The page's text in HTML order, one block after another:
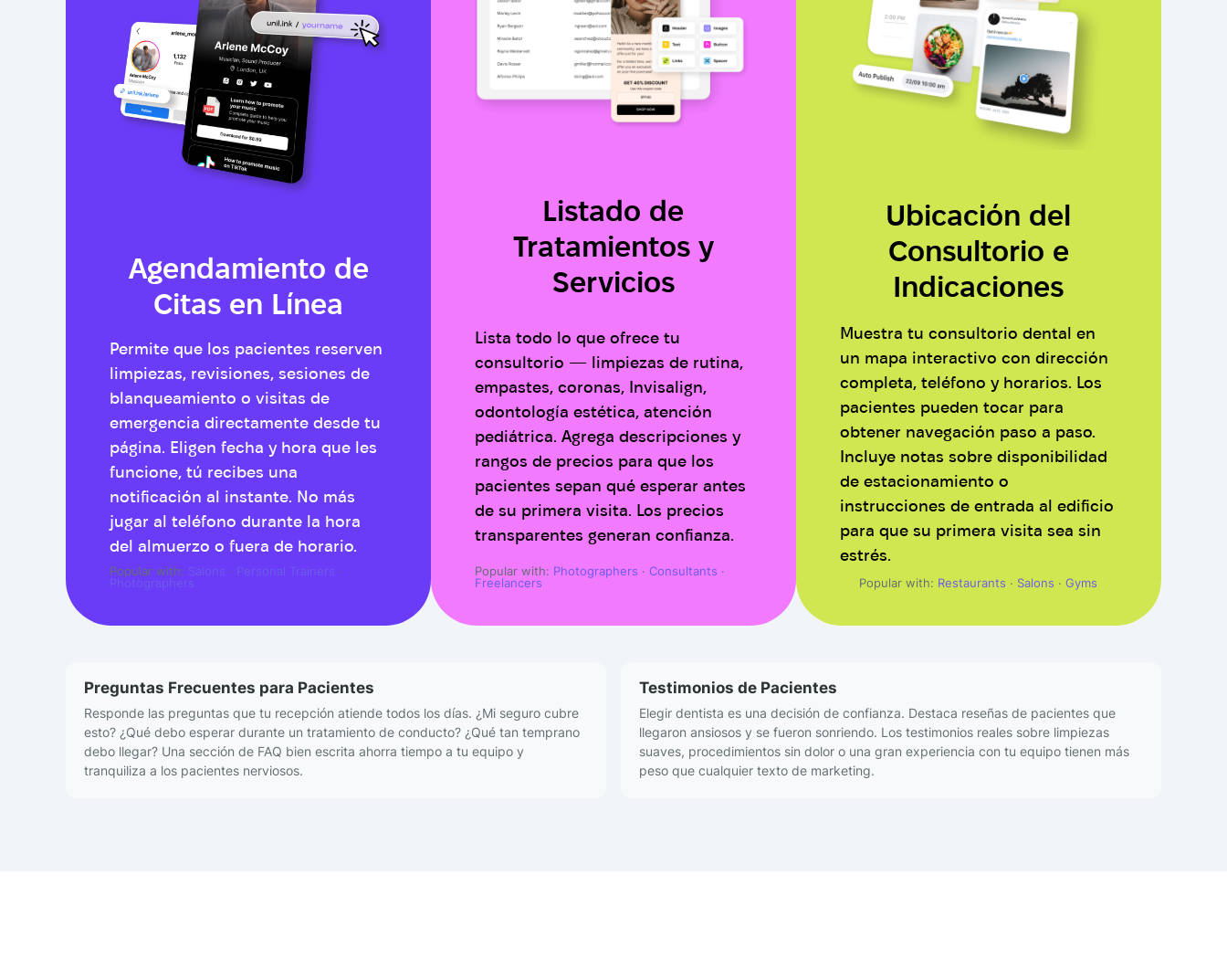
Agendamiento de
Citas en Línea
Permite que los pacientes reserven
limpiezas, revisiones, sesiones de
blanqueamiento o visitas de
emergencia directamente desde tu
página. Eligen fecha y hora que les
funcione, tú recibes una
notificación al instante. No más
jugar al teléfono durante la hora
del almuerzo o fuera de horario.
Popular with: Salons · Personal Trainers ·
Photographers
Listado de
Tratamientos y
Servicios
Lista todo lo que ofrece tu
consultorio — limpiezas de rutina,
empastes, coronas, Invisalign,
odontología estética, atención
pediátrica. Agrega descripciones y
rangos de precios para que los
pacientes sepan qué esperar antes
de su primera visita. Los precios
transparentes generan confianza.
Popular with: Photographers · Consultants ·
Freelancers
Ubicación del
Consultorio e
Indicaciones
Muestra tu consultorio dental en
un mapa interactivo con dirección
completa, teléfono y horarios. Los
pacientes pueden tocar para
obtener navegación paso a paso.
Incluye notas sobre disponibilidad
de estacionamiento o
instrucciones de entrada al edificio
para que su primera visita sea sin
estrés.
Popular with: Restaurants · Salons ·Gyms
Preguntas Frecuentes para Pacientes
Responde las preguntas que tu recepción atiende todos los días. ¿Mi seguro cubre
esto? ¿Qué debo esperar durante un tratamiento de conducto? ¿Qué tan temprano
debo llegar? Una sección de FAQ bien escrita ahorra tiempo a tu equipo y
tranquiliza a los pacientes nerviosos.
Testimonios de Pacientes
Elegir dentista es una decisión de confianza. Destaca reseñas de pacientes que
llegaron ansiosos y se fueron sonriendo. Los testimonios reales sobre limpiezas
suaves, procedimientos sin dolor o una gran experiencia con tu equipo tienen más
peso que cualquier texto de marketing.